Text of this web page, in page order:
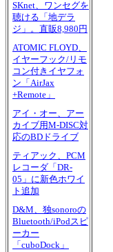
SKnet、ワンセグを
聴ける「地デラ
ジ」。直販8,980円
ATOMIC FLOYD、
イヤーフック/リモ
コン付きイヤフォ
ン「AirJax
+Remote」
アイ・オー、アー
カイブ用M-DISC対
応のBDドライブ
ティアック、PCM
レコーダ「DR-
05」に新色ホワイ
ト追加
D&M、独sonoroの
Bluetooth/iPodスピ
ーカー
「cuboDock」